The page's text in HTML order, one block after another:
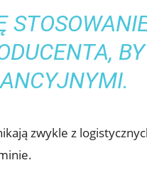
BY
zwykle z